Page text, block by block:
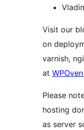
Visit our
on
varnish,
at
Please
hosting
as server